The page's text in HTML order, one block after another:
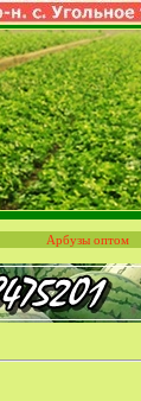
Арбузы оптом